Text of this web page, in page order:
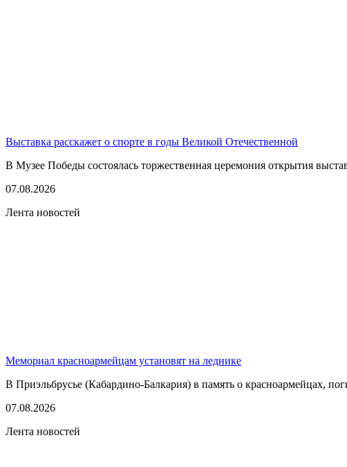
Выставка расскажет о спорте в годы Великой Отечественной
В Музее Победы состоялась торжественная церемония открытия
07.08.2026
Лента новостей
Мемориал красноармейцам установят на леднике
В Приэльбрусье (Кабардино-Балкария) в память о красноармейцах,
07.08.2026
Лента новостей